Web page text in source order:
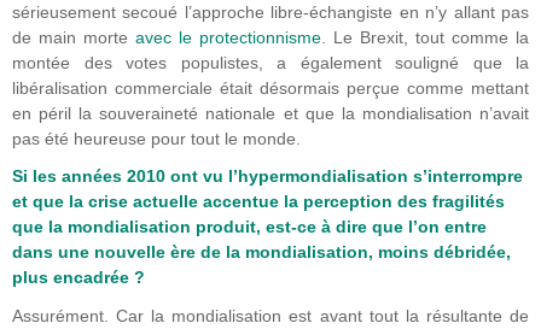
sérieusement secoué l’approche libre-échangiste en n’y allant pas
de main morte avec le protectionnisme . Le Brexit, tout comme la
montée des votes populistes, a également souligné que la
libéralisation commerciale était désormais perçue comme mettant
en péril la souveraineté nationale et que la mondialisation n’avait
pas été heureuse pour tout le monde.
Si les années 2010 ont vu l’hypermondialisation s’interrompre
et que la crise actuelle accentue la perception des fragilités
que la mondialisation produit, est-ce à dire que l’on entre
dans une nouvelle ère de la mondialisation, moins débridée,
plus encadrée ?
Assurément. Car la mondialisation est avant tout la résultante de